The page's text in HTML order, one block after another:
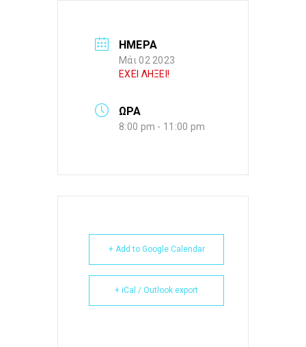
ΗΜΕΡΑ
Μάι 02 2023
ΕΧΕΙ ΛΗΞΕΙ!
ΩΡΑ
8:00 pm - 11:00 pm
+ Add to Google Calendar
+ iCal / Outlook export